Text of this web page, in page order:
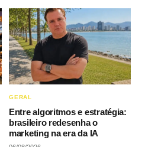
GERAL
Entre algoritmos e estratégia:
brasileiro redesenha o
marketing na era da IA